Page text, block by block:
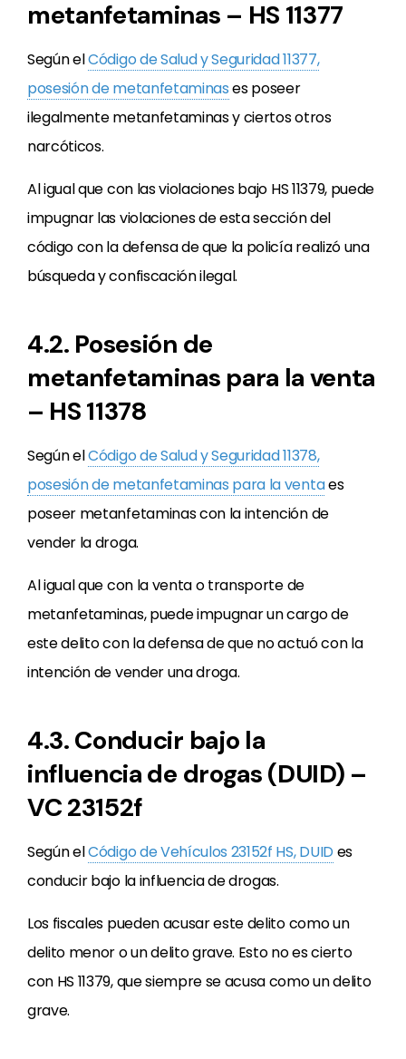
metanfetaminas – HS 11377
Según elCódigo de Salud y Seguridad 11377,
posesión de metanfetaminases poseer
ilegalmente metanfetaminas y ciertos otros
narcóticos.
Al igual que con las violaciones bajo HS 11379, puede
impugnar las violaciones de esta sección del
código con la defensa de que la policía realizó una
búsqueda y confiscación ilegal.
4.2. Posesión de
metanfetaminas para la venta
– HS 11378
Según elCódigo de Salud y Seguridad 11378,
posesión de metanfetaminas para la ventaes
poseer metanfetaminas con la intención de
vender la droga.
Al igual que con la venta o transporte de
metanfetaminas, puede impugnar un cargo de
este delito con la defensa de que no actuó con la
intención de vender una droga.
4.3. Conducir bajo la
influencia de drogas (DUID) –
VC 23152f
Según elCódigo de Vehículos 23152f HS, DUID es
conducir bajo la influencia de drogas.
Los fiscales pueden acusar este delito como un
delito menor o un delito grave. Esto no es cierto
con HS 11379, que siempre se acusa como un delito
grave.